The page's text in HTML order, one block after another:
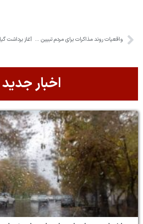
واقعیات روند مذاکرات برای مردم تبیین شود
اخبار جدید